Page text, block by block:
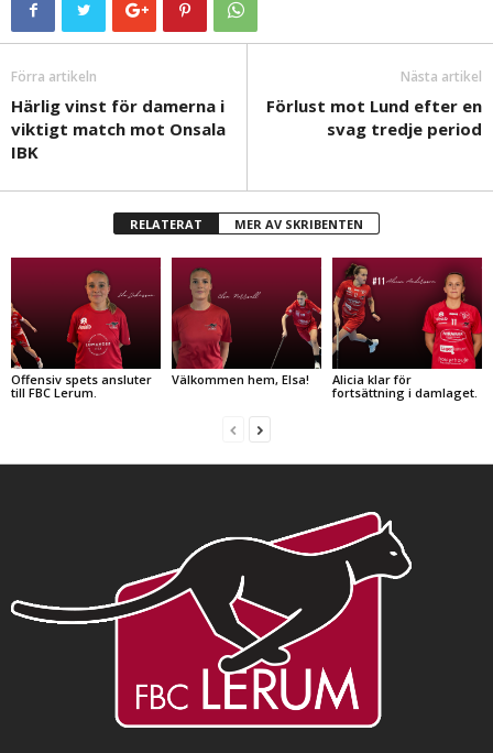
Förra artikeln
Härlig vinst för damerna i
viktigt match mot Onsala
IBK
Nästa artikel
Förlust mot Lund efter en
svag tredje period
RELATERAT MER AV SKRIBENTEN
Offensiv spets ansluter
till FBC Lerum.
Välkommen hem, Elsa!
Alicia klar för
fortsättning i damlaget.